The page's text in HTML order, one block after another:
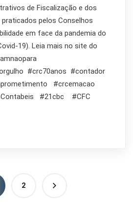
de Fiscalização e dos
pelos Conselhos
em face da pandemia do
19). Leia mais no site do
#crc70anos #contador
#crcemacao
#21cbc #CFC
2